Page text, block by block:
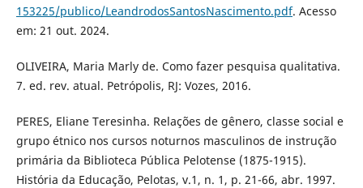
153225/publico/LeandrodosSantosNascimento.pdf. Acesso
em: 21 out. 2024.
OLIVEIRA, Maria Marly de. Como fazer pesquisa qualitativa.
7. ed. rev. atual. Petrópolis, RJ: Vozes, 2016.
PERES, Eliane Teresinha. Relações de gênero, classe social e
grupo étnico nos cursos noturnos masculinos de instrução
primária da Biblioteca Pública Pelotense (1875-1915).
História da Educação, Pelotas, v.1, n. 1, p. 21-66, abr. 1997.